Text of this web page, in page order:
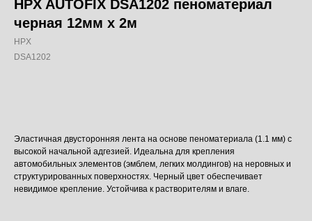
HPX AUTOFIX DSA1202 пеноматериал
черная 12мм x 2м
HPX
DSA1202
Эластичная двусторонняя лента на основе пеноматериала (1.1 мм) с
высокой начальной адгезией. Идеальна для крепления
автомобильных элементов (эмблем, легких молдингов) на неровных и
структурированных поверхностях. Черный цвет обеспечивает
невидимое крепление. Устойчива к растворителям и влаге.